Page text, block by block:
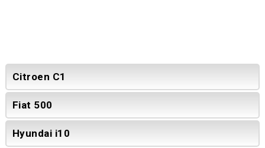
Citroen C1
Fiat 500
Hyundai i10